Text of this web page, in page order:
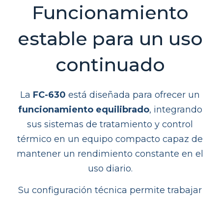
Funcionamiento
estable para un uso
continuado
La FC-630 está diseñada para ofrecer un
funcionamiento equilibrado, integrando
sus sistemas de tratamiento y control
térmico en un equipo compacto capaz de
mantener un rendimiento constante en el
uso diario.
Su configuración técnica permite trabajar